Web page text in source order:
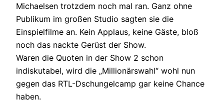
Michaelsen trotzdem noch mal ran. Ganz ohne
Publikum im großen Studio sagten sie die
Einspielfilme an. Kein Applaus, keine Gäste, bloß
noch das nackte Gerüst der Show.
Waren die Quoten in der Show 2 schon
indiskutabel, wird die „Millionärswahl“ wohl nun
gegen das RTL-Dschungelcamp gar keine Chance
haben.